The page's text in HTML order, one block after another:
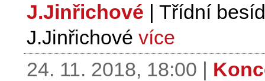
J.Jinřichové | Třídní
J.Jinřichové více
24. 11. 2018, 18:00 |